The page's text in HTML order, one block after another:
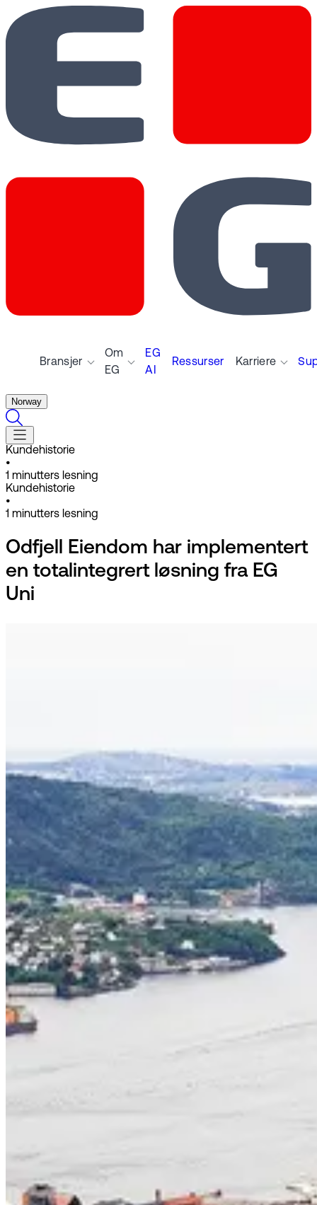
Bransjer
Om
EG
EG
AI
Ressurser Karriere
Norway
Kundehistorie
•
1 minutters lesning
Kundehistorie
•
1 minutters lesning
Odfjell Eiendom har implementert
en totalintegrert løsning fra EG
Uni